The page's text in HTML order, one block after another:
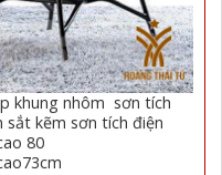
khung nhôm sơn tích
sắt kẽm sơn tích điện
80